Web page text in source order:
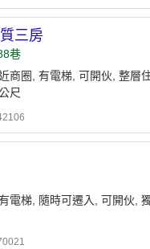
三房
巷
商圈, 有電梯, 可開伙, 整層
尺
電梯, 隨時可遷入, 可開伙,